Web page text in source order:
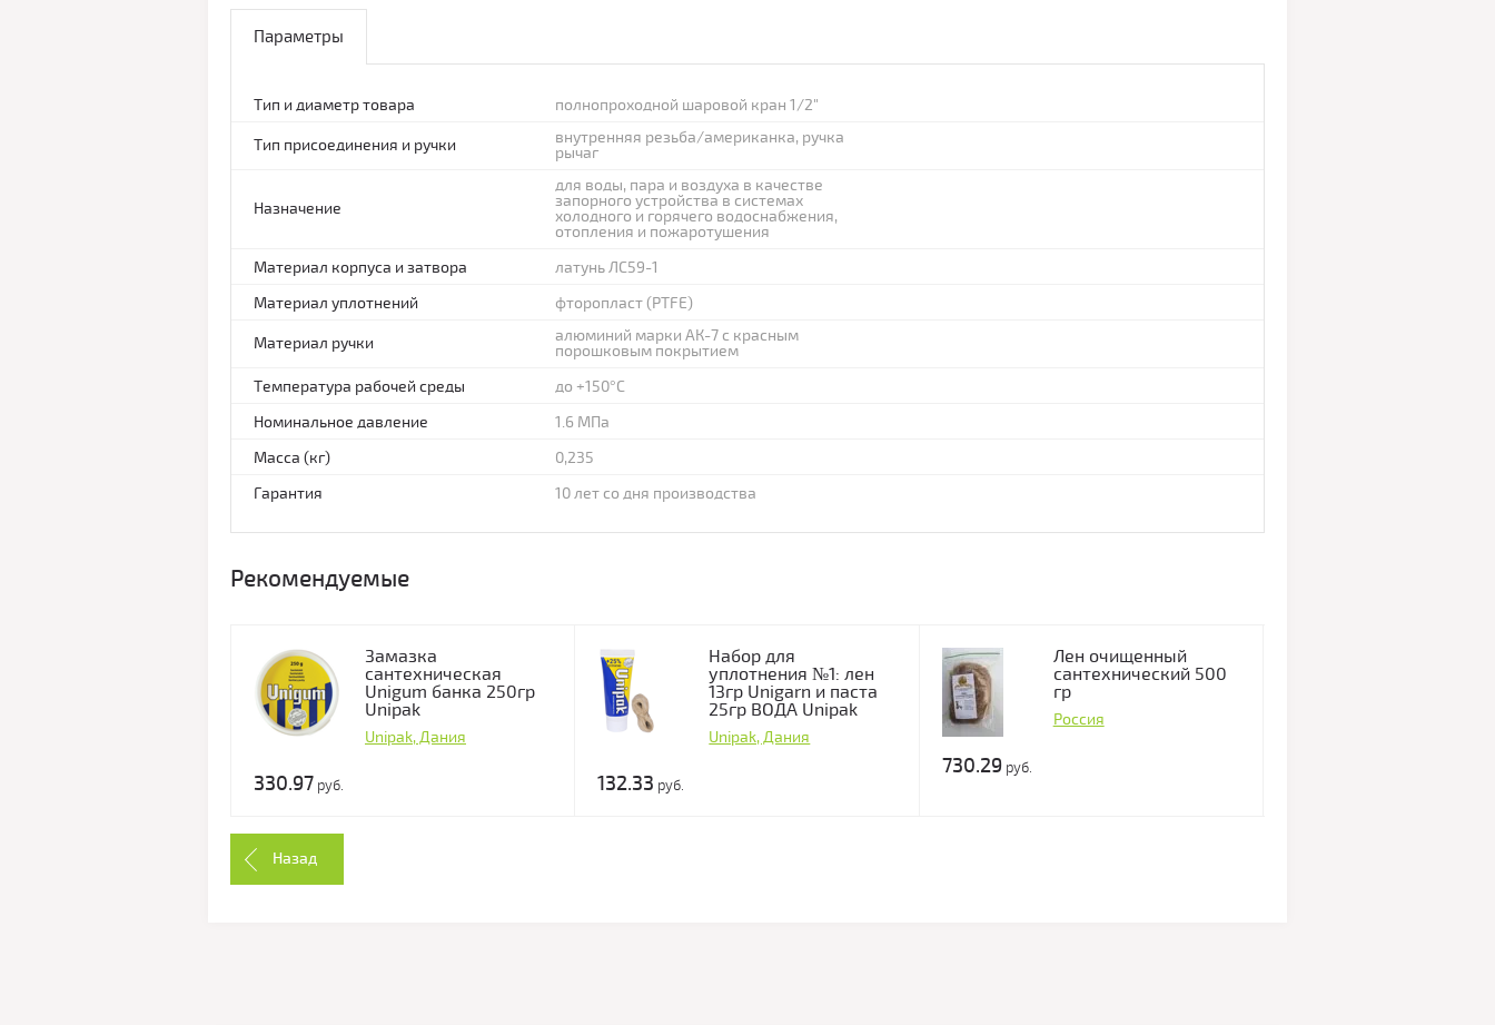
Параметры
Тип и диаметр товара полнопроходной шаровой кран 1/2"
Тип присоединения и ручки
внутренняя резьба/американка, ручка
рычаг
Назначение
для воды, пара и воздуха в качестве
запорного устройства в системах
холодного и горячего водоснабжения,
отопления и пожаротушения
Материал корпуса и затвора
латунь ЛС59-1
Материал уплотнений
фторопласт (PTFE)
Материал ручки
алюминий марки АК-7 с красным
порошковым покрытием
Температура рабочей среды
до +150°C
Номинальное давление
1.6 МПа
Масса (кг)
0,235
Гарантия
10 лет со дня производства
Рекомендуемые
3aмaзкa
сантехническая
Unigum банка 250гр
Unipak
Unipak, Дания
330.97 руб.
Набор для
уплотнения №1: лен
13гр Unigarn и паста
25гр ВОДА Unipak
Unipak, Дания
132.33 руб.
Лен очищенный
сантехнический 500
гр
Россия
730.29руб.
Назад